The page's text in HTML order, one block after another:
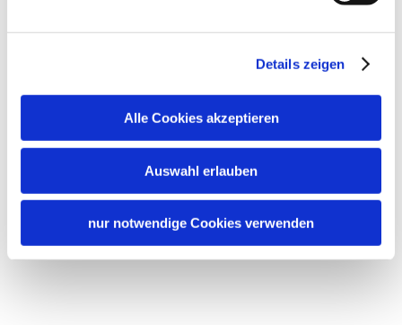
Details zeigen
Alle Cookies akzeptieren
Auswahl erlauben
nur notwendige Cookies verwenden